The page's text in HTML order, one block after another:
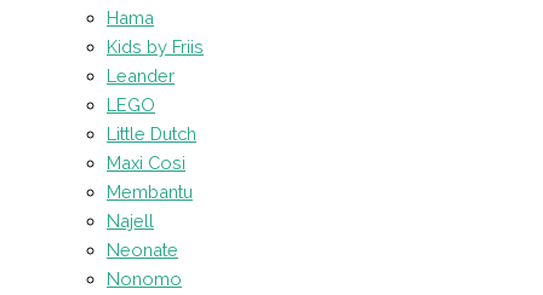
Hama
Kids by Friis
Leander
LEGO
Little Dutch
Maxi Cosi
Membantu
Najell
Neonate
Nonomo